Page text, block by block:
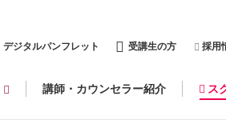
デジタルパンフレット 受講生の方 採用
講師・カウンセラー紹介 ス